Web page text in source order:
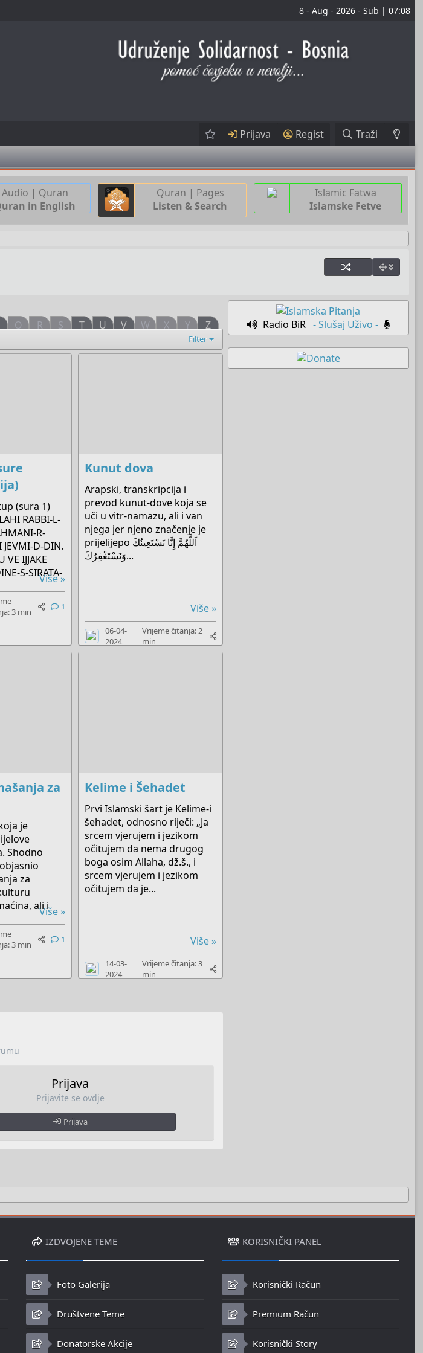
8 - Aug - 2026 - Sub | 07:08
Prijava Regist Traži
Audio | Quran
in English
Quran | Pages
Listen & Search
Islamic Fatwa
Islamske Fetve
Q R S T U V W X Y Z
Filter
(sura 1)
RABBI-L-
R-
D-DIN.
VE IJJAKE
S-SIRATA-
Više »
3 min
1
Kunut dova
Arapski, transkripcija i
prevod kunut-dove koja se
uči u vitr-namazu, ali i van
njega jer njeno značenje je
prijelijepo اَللَّهُمَّ إِنَّا نَسْتَعِينُكَ
وَنَسْتَغْفِرُكَ...
Više »
06-04-
2024
Vrijeme čitanja: 2
min
za
je
Shodno
za
ali i
Više »
3 min
1
Kelime i Šehadet
Prvi Islamski šart je Kelime-i
šehadet, odnosno riječi: „Ja
srcem vjerujem i jezikom
očitujem da nema drugog
boga osim Allaha, dž.š., i
srcem vjerujem i jezikom
očitujem da je...
Više »
14-03-
2024
Vrijeme čitanja: 3
min
Prijava
Prijavite se ovdje
Prijava
Radio BiR - Slušaj Uživo -
IZDVOJENE TEME
Foto Galerija
Društvene Teme
Donatorske Akcije
KORISNIČKI PANEL
Korisnički Račun
Premium Račun
Korisnički Story